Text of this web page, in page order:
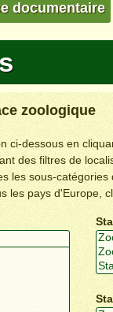
documentaire
zoologique
ci-dessous en
des filtres de
les sous-
les pays d'Europe,